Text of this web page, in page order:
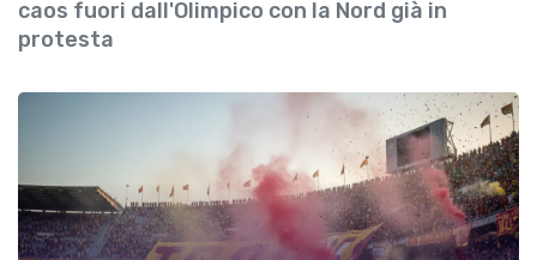
caos fuori dall'Olimpico con la Nord già in
protesta